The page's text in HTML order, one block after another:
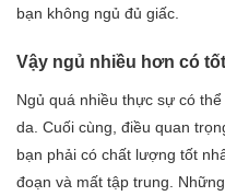
bạn không ngủ đủ giấc.
Vậy ngủ nhiều hơn có
Ngủ quá nhiều thực sự có
da. Cuối cùng, điều quan
bạn phải có chất lượng tốt
đoạn và mất tập trung.